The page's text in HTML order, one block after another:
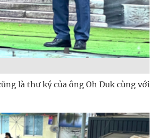
là thư ký của ông Oh Duk cùng với